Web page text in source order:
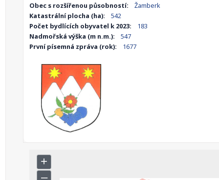
Obec s rozšířenou působností:
Žamberk
Katastrální plocha (ha):
542
Počet bydlících obyvatel k 2023:
183
Nadmořská výška (m n.m.):
547
První písemná zpráva (rok):
1677